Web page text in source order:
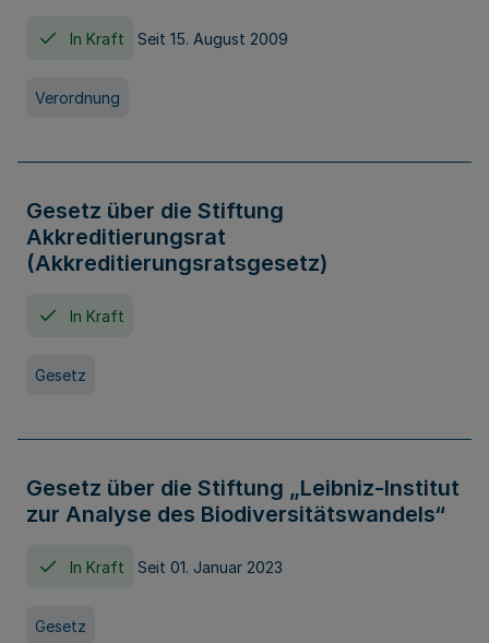
In Kraft Seit 15. August 2009
Verordnung
Gesetz über die Stiftung
Akkreditierungsrat
(Akkreditierungsratsgesetz)
In Kraft
Gesetz
Gesetz über die Stiftung „Leibniz-Institut
zur Analyse des Biodiversitätswandels“
In Kraft Seit 01. Januar 2023
Gesetz